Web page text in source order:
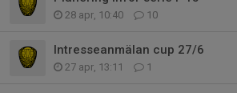
28 apr, 10:40 10
Intresseanmälan cup 27/6
27 apr, 13:11 1